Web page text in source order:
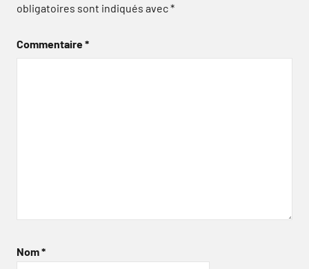
obligatoires sont indiqués avec*
Commentaire*
Nom*